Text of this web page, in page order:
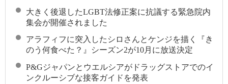
大きく後退したLGBT法修正案に抗議する緊急院内
集会が開催されました
アラフィフに突入したシロさんとケンジを描く『き
のう何食べた？』シーズン2が10月に放送決定
P&Gジャパンとウエルシアがドラッグストアでのイ
ンクルーシブな接客ガイドを発表